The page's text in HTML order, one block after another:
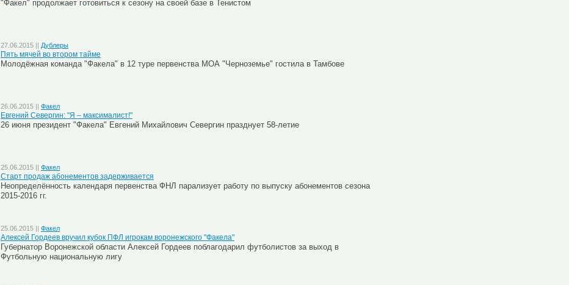
"Факел" продолжает готовиться к сезону на своей базе в Тенистом
27.06.2015 || Дублеры
Пять мячей во втором тайме
Молодёжная команда "Факела" в 12 туре первенства МОА "Черноземье" гостила в Тамбове
26.06.2015 || Факел
Евгений Севергин: "Я – максималист!"
26 июня президент "Факела" Евгений Михайлович Севергин празднует 58-летие
25.06.2015 || Факел
Старт продаж абонементов задерживается
Неопределённость календаря первенства ФНЛ парализует работу по выпуску абонементов сезона
2015-2016 гг.
25.06.2015 || Факел
Алексей Гордеев вручил кубок ПФЛ игрокам воронежского "Факела"
Губернатор Воронежской области Алексей Гордеев поблагодарил футболистов за выход в
Футбольную национальную лигу